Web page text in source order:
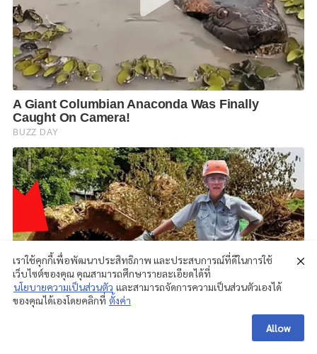
เราใช้คุกกี้เพื่อพัฒนาประสิทธิภาพ และประสบการณ์ที่ดีในการใช้
เว็บไซต์ของคุณ คุณสามารถศึกษารายละเอียดได้ที่
นโยบายความเป็นส่วนตัว และสามารถจัดการความเป็นส่วนตัวเองได้
ของคุณได้เองโดยคลิกที่ ตั้งค่า
Allow